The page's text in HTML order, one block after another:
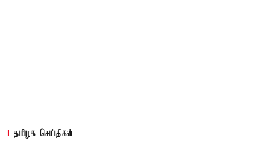
தமிழக செய்திகள்